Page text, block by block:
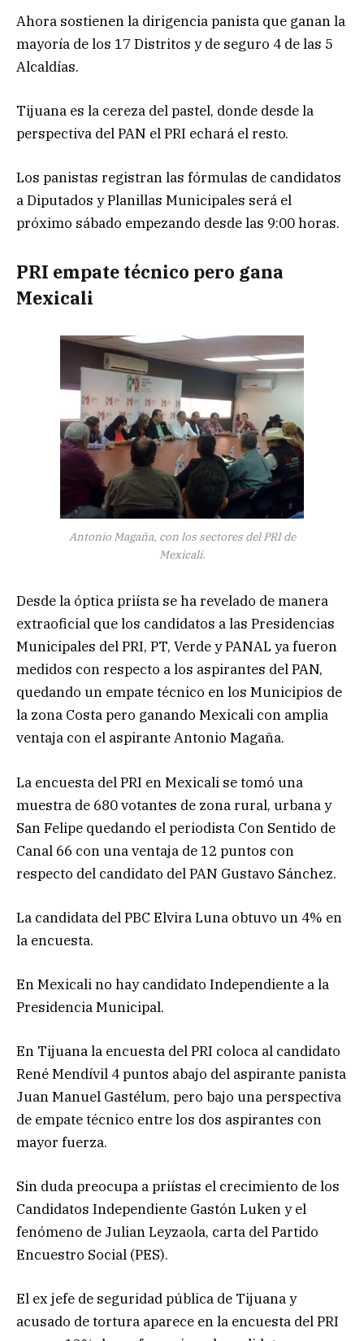
Ahora sostienen la dirigencia panista que ganan la
mayoría de los 17 Distritos y de seguro 4 de las 5
Alcaldías.
Tijuana es la cereza del pastel, donde desde la
perspectiva del PAN el PRI echará el resto.
Los panistas registran las fórmulas de candidatos
a Diputados y Planillas Municipales será el
próximo sábado empezando desde las 9:00 horas.
PRI empate técnico pero gana
Mexicali
Antonio Magaña, con los sectores del PRI de
Mexicali.
Desde la óptica priísta se ha revelado de manera
extraoficial que los candidatos a las Presidencias
Municipales del PRI, PT, Verde y PANAL ya fueron
medidos con respecto a los aspirantes del PAN,
quedando un empate técnico en los Municipios de
la zona Costa pero ganando Mexicali con amplia
ventaja con el aspirante Antonio Magaña.
La encuesta del PRI en Mexicali se tomó una
muestra de 680 votantes de zona rural, urbana y
San Felipe quedando el periodista Con Sentido de
Canal 66 con una ventaja de 12 puntos con
respecto del candidato del PAN Gustavo Sánchez.
La candidata del PBC Elvira Luna obtuvo un 4% en
la encuesta.
En Mexicali no hay candidato Independiente a la
Presidencia Municipal.
En Tijuana la encuesta del PRI coloca al candidato
René Mendívil 4 puntos abajo del aspirante panista
Juan Manuel Gastélum, pero bajo una perspectiva
de empate técnico entre los dos aspirantes con
mayor fuerza.
Sin duda preocupa a priístas el crecimiento de los
Candidatos Independiente Gastón Luken y el
fenómeno de Julian Leyzaola, carta del Partido
Encuestro Social (PES).
El ex jefe de seguridad pública de Tijuana y
acusado de tortura aparece en la encuesta del PRI